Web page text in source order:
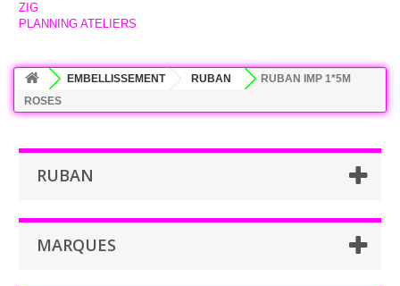
ZIG
PLANNING ATELIERS
EMBELLISSEMENT RUBAN
RUBAN IMP 1*5M
ROSES
RUBAN
MARQUES